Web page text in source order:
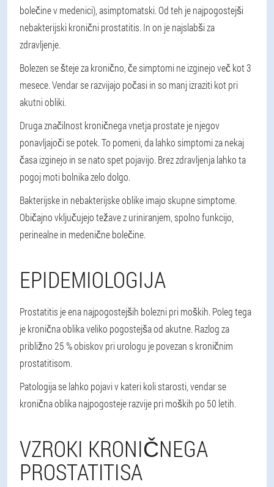
bolečine v medenici), asimptomatski. Od teh je najpogostejši
nebakterijski kronični prostatitis. In on je najslabši za
zdravljenje.
Bolezen se šteje za kronično, če simptomi ne izginejo več kot 3
mesece. Vendar se razvijajo počasi in so manj izraziti kot pri
akutni obliki.
Druga značilnost kroničnega vnetja prostate je njegov
ponavljajoči se potek. To pomeni, da lahko simptomi za nekaj
časa izginejo in se nato spet pojavijo. Brez zdravljenja lahko ta
pogoj moti bolnika zelo dolgo.
Bakterijske in nebakterijske oblike imajo skupne simptome.
Običajno vključujejo težave z uriniranjem, spolno funkcijo,
perinealne in medenične bolečine.
EPIDEMIOLOGIJA
Prostatitis je ena najpogostejših bolezni pri moških. Poleg tega
je kronična oblika veliko pogostejša od akutne. Razlog za
približno 25 % obiskov pri urologu je povezan s kroničnim
prostatitisom.
Patologija se lahko pojavi v kateri koli starosti, vendar se
kronična oblika najpogosteje razvije pri moških po 50 letih.
VZROKI KRONIČNEGA
PROSTATITISA